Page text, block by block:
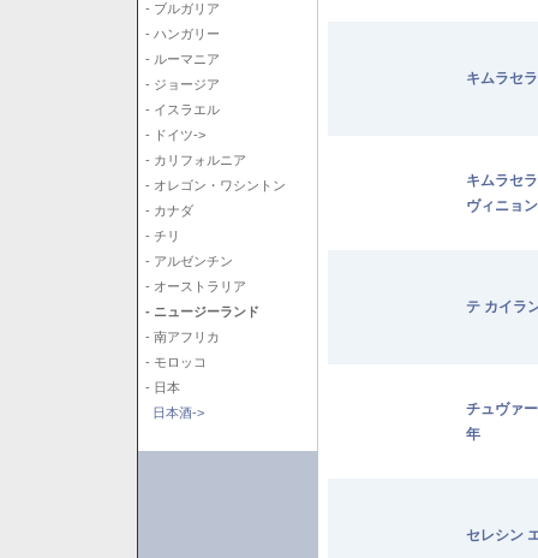
- ブルガリア
- ハンガリー
- ルーマニア
- ジョージア
- イスラエル
- ドイツ->
- カリフォルニア
- オレゴン・ワシントン
- カナダ
- チリ
- アルゼンチン
- オーストラリア
- ニュージーランド
- 南アフリカ
- モロッコ
- 日本
日本酒->
キムラセ
キムラセ
ヴィニョ
テ カイ
チュヴァ
年
セレシン